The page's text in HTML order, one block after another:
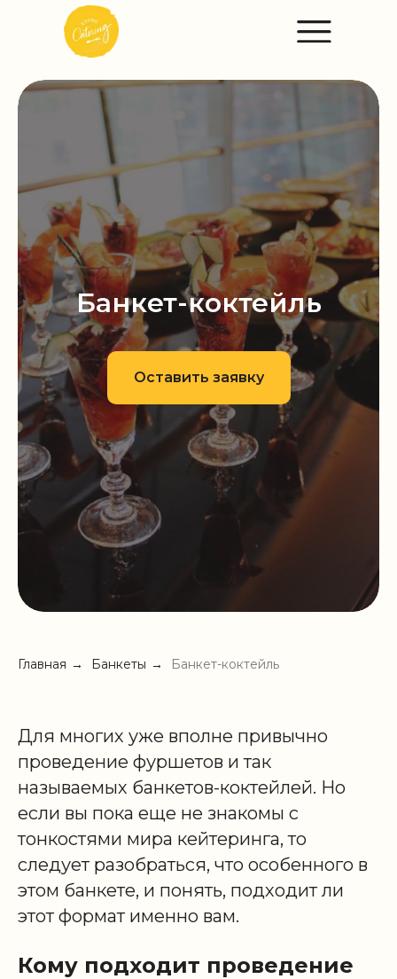
Банкет-коктейль
Оставить заявку
Главная → Банкеты → Банкет-коктейль
Для многих уже вполне привычно
проведение фуршетов и так
называемых банкетов-коктейлей. Но
если вы пока еще не знакомы с
тонкостями мира кейтеринга, то
следует разобраться, что особенного в
этом банкете, и понять, подходит ли
этот формат именно вам.
Кому подходит проведение